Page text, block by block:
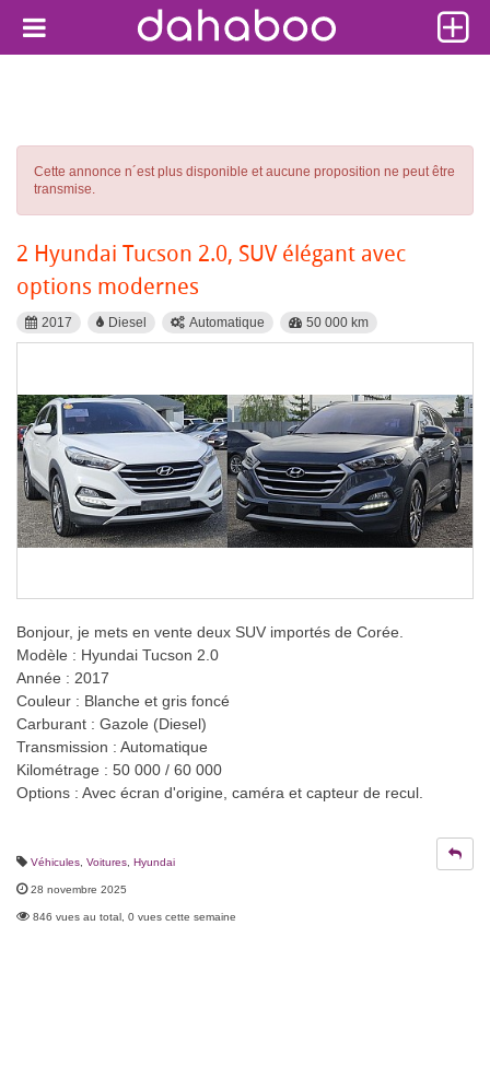
Cette annonce n´est plus disponible et aucune proposition ne peut être
transmise.
2 Hyundai Tucson 2.0, SUV élégant avec
options modernes
2017 Diesel Automatique 50 000 km
Bonjour, je mets en vente deux SUV importés de Corée.
Modèle : Hyundai Tucson 2.0
Année : 2017
Couleur : Blanche et gris foncé
Carburant : Gazole (Diesel)
Transmission : Automatique
Kilométrage : 50 000 / 60 000
Options : Avec écran d'origine, caméra et capteur de recul.
Véhicules Voitures Hyundai
28 novembre 2025
846 vues au total, 0 vues cette semaine